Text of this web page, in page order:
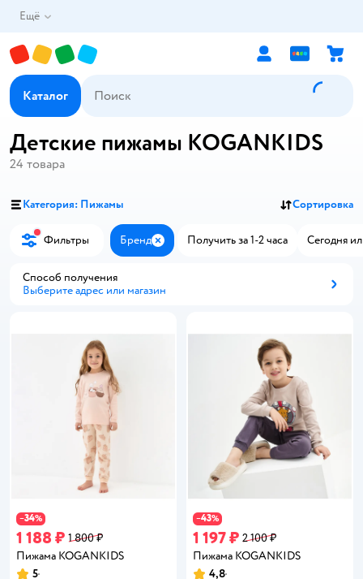
Ещё
Каталог
Детские пижамы KOGANKIDS
24 товара
Категория: Пижамы Сортировка
Фильтры Бренд ЗакрытьПолучить за 1-2 часа Сегодня
Способ получения
Выберите адрес или магазин
−34%
1 188 ₽ 1 800 ₽
Пижама KOGANKIDS
5
−43%
1 197 ₽ 2 100 ₽
Пижама KOGANKIDS
4,8